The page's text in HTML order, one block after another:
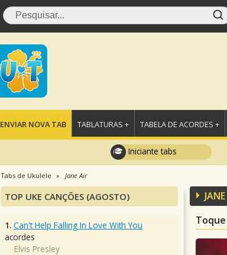
ENVIAR NOVA TAB TABLATURAS + TABELA DE ACORDES +
Iniciante tabs
Tabs de Ukulele Jane Air
TOP UKE CANÇÕES (AGOSTO)
1. Can't Help Falling In Love With You
acordes
Elvis Presley